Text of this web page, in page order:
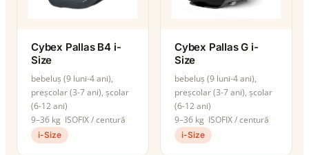
Cybex Pallas B4 i-
Size
bebeluș (9 luni-4 ani),
preșcolar (3-7 ani), școlar
(6-12 ani)
9–36 kg ISOFIX / centură
i-Size
Cybex Pallas G i-
Size
bebeluș (9 luni-4 ani),
preșcolar (3-7 ani), școlar
(6-12 ani)
9–36 kg ISOFIX / centură
i-Size